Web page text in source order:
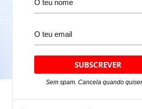
Sem spam. Cancela quando